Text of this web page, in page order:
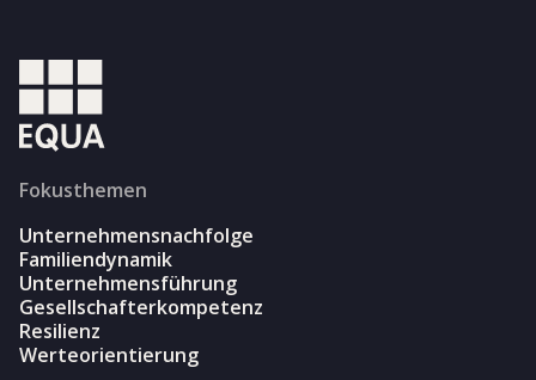
Fokusthemen
Unternehmensnachfolge
Familiendynamik
Unternehmensführung
Gesellschafterkompetenz
Resilienz
Werteorientierung